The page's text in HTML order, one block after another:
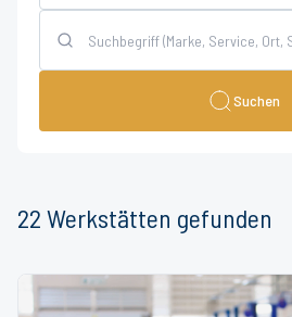
Suchen
22 Werkstätten gefunden